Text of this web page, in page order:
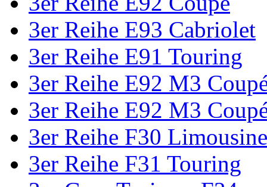
3er Reihe E93 Cabriolet
3er Reihe E91 Touring
3er Reihe E92 M3
3er Reihe E92 M3
3er Reihe F30 Limousine
3er Reihe F31 Touring